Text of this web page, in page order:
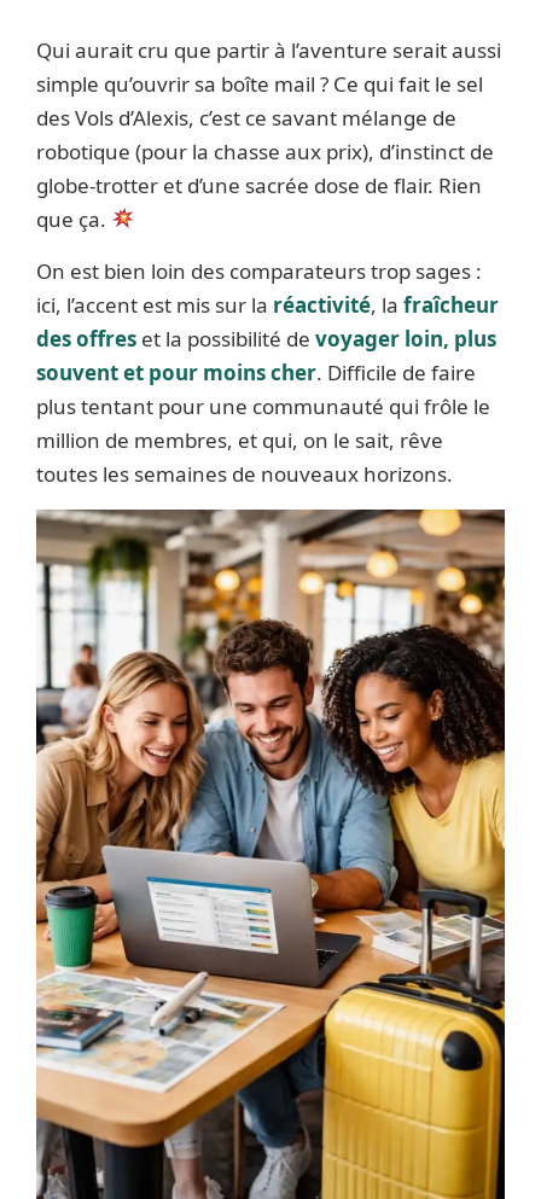
Qui aurait cru que partir à l’aventure serait aussi
simple qu’ouvrir sa boîte mail ? Ce qui fait le sel
des Vols d’Alexis, c’est ce savant mélange de
robotique (pour la chasse aux prix), d’instinct de
globe-trotter et d’une sacrée dose de flair. Rien
que ça.
On est bien loin des comparateurs trop sages :
ici, l’accent est mis sur la réactivité, la fraîcheur
des offres et la possibilité de voyager loin, plus
souvent et pour moins cher. Difficile de faire
plus tentant pour une communauté qui frôle le
million de membres, et qui, on le sait, rêve
toutes les semaines de nouveaux horizons.